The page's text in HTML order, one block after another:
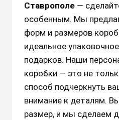
Ставрополе —
особенным. Мы
форм и размеров
идеальное
подарков. Наши
коробки — это не
способ подчеркнуть
внимание к деталям.
размер, и мы сделаем